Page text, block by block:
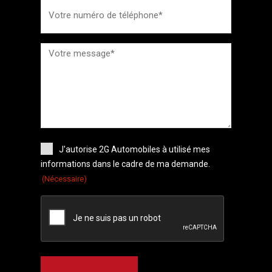
J'autorise 2G Automobiles à utilisé mes
informations dans le cadre de ma demande.
(Nécessaire)